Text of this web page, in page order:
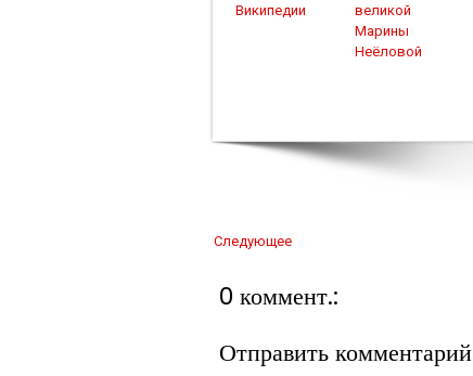
Википедии
великой
Марины
Неёловой
Следующее
0 коммент.:
Отправить комментарий